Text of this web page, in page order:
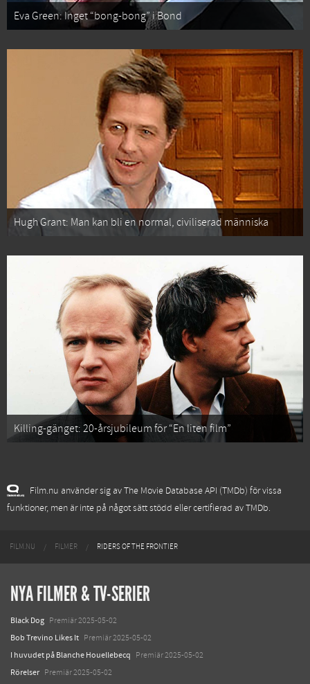
Eva Green: Inget “bong-bong” i Bond
Hugh Grant: Man kan bli en normal, civiliserad människa
Killing-gänget: 20-årsjubileum för “En liten film”
Film.nu använder sig av The Movie Database API (TMDb) för vissa
funktioner, men är inte på något sätt stödd eller certifierad av TMDb.
FILM.NU FILMER RIDERS OF THE FRONTIER
NYA FILMER & TV-SERIER
Black Dog Premiär 2025-05-02
Bob Trevino Likes It Premiär 2025-05-02
I huvudet på Blanche Houellebecq Premiär 2025-05-02
Rörelser Premiär 2025-05-02